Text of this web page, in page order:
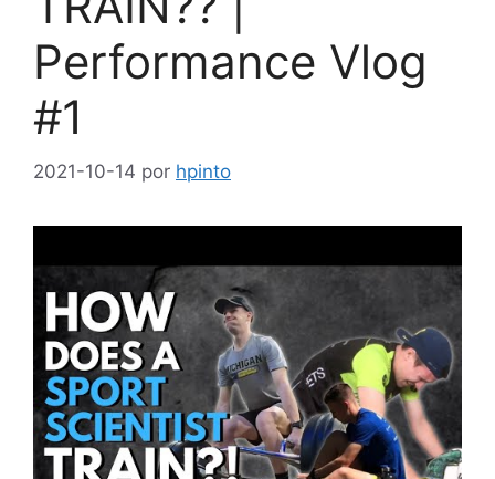
Performance Vlog
#1
2021-10-14 por hpinto